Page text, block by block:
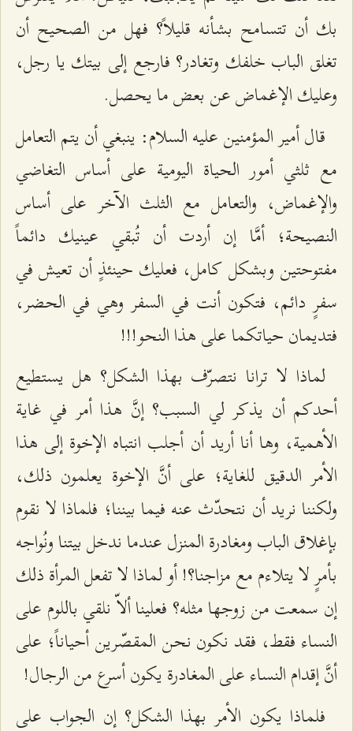
بك أن تتسامح بشأنه قليلاً؟ فهل من الصحيح أن
تغلق الباب خلفك وتغادر؟ فارجع إلى بيتك يا رجل،
وعليك الإغماض عن بعض ما يحصل.
قال أمير المؤمنين عليه السلام: ينبغي أن يتم التعامل
مع ثلثي أمور الحياة اليومية على أساس التغاضي
والإغماض، والتعامل مع الثلث الآخر على أساس
النصيحة؛ أمَّا إن أردت أن تُبقي عينيك دائماً
مفتوحتين وبشكل كامل، فعليك حينئذٍ أن تعيش في
سفرٍ دائم، فتكون أنت في السفر وهي في الحضر،
فتديمان حياتكما على هذا النحو!!!
لماذا لا ترانا نتصرّف بهذا الشكل؟ هل يستطيع
أحدكم أن يذكر لي السبب؟ إنَّ هذا أمر في غاية
الأهمية، وها أنا أريد أن أجلب انتباه الإخوة إلى هذا
الأمر الدقيق للغاية؛ على أنَّ الإخوة يعلمون ذلك،
ولكننا نريد أن نتحدّث عنه فيما بيننا؛ فلماذا لا نقوم
بإغلاق الباب ومغادرة المنزل عندما ندخل بيتنا ونُواجه
بأمرٍ لا يتلاءم مع مزاجنا؟! أو لماذا لا تفعل المرأة ذلك
إن سمعت من زوجها مثله؟ فعلينا ألاّ نلقي باللوم على
النساء فقط، فقد نكون نحن المقصّرين أحياناً؛ على
أنَّ إقدام النساء على المغادرة يكون أسرع من الرجال!
فلماذا يكون الأمر بهذا الشكل؟ إن الجواب على